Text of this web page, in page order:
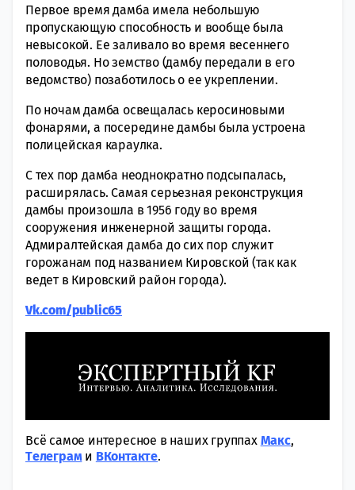
Первое время дамба имела небольшую
пропускающую способность и вообще была
невысокой. Ее заливало во время весеннего
половодья. Но земство (дамбу передали в его
ведомство) позаботилось о ее укреплении.
По ночам дамба освещалась керосиновыми
фонарями, а посередине дамбы была устроена
полицейская караулка.
С тех пор дамба неоднократно подсыпалась,
расширялась. Самая серьезная реконструкция
дамбы произошла в 1956 году во время
сооружения инженерной защиты города.
Адмиралтейская дамба до сих пор служит
горожанам под названием Кировской (так как
ведет в Кировский район города).
Vk.com/public65
Всё самое интересное в наших группах Макс,
Tелеграми ВКонтакте.